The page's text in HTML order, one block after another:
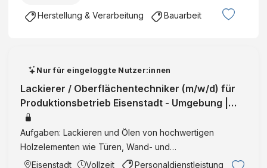
Herstellung & Verarbeitung Bauarbeit
Nur für eingeloggte Nutzer:innen
Lackierer / Oberflächentechniker (m/w/d) für
Produktionsbetrieb Eisenstadt - Umgebung |
Burgenland | Vollzeit | Integrat
Aufgaben: Lackieren und Ölen von hochwertigen
Holzelementen wie Türen, Wand- und
Deckenverkleidungen Vorbereitung der Oberflächen
Eisenstadt Vollzeit Personaldienstleistung